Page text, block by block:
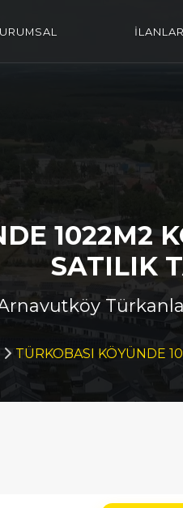
İLANLAR
1022M2
SATILIK
TÜRKOBASI KÖYÜNDE